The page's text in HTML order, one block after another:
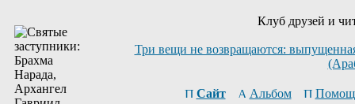
Клуб друзей и
Три вещи не возвращаются:
Сайт Альбом